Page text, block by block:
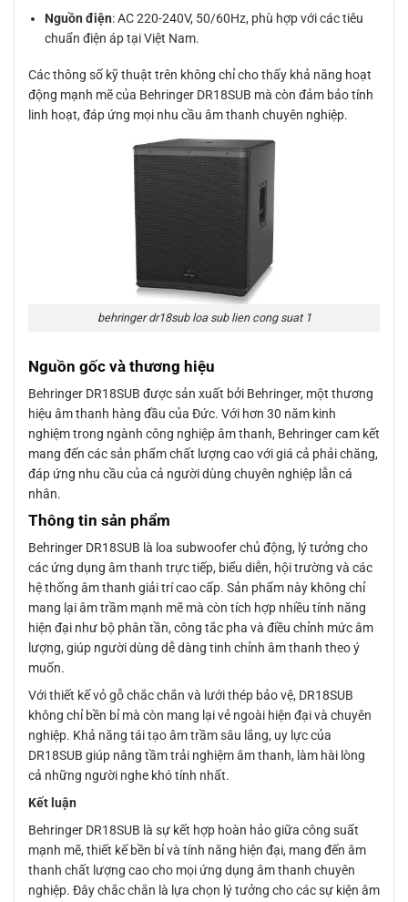
Nguồn điện: AC 220-240V, 50/60Hz, phù hợp với các tiêu
chuẩn điện áp tại Việt Nam.
Các thông số kỹ thuật trên không chỉ cho thấy khả năng hoạt
động mạnh mẽ của Behringer DR18SUB mà còn đảm bảo tính
linh hoạt, đáp ứng mọi nhu cầu âm thanh chuyên nghiệp.
behringer dr18sub loa sub lien cong suat 1
Nguồn gốc và thương hiệu
Behringer DR18SUB được sản xuất bởi Behringer, một thương
hiệu âm thanh hàng đầu của Đức. Với hơn 30 năm kinh
nghiệm trong ngành công nghiệp âm thanh, Behringer cam kết
mang đến các sản phẩm chất lượng cao với giá cả phải chăng,
đáp ứng nhu cầu của cả người dùng chuyên nghiệp lẫn cá
nhân.
Thông tin sản phẩm
Behringer DR18SUB là loa subwoofer chủ động, lý tưởng cho
các ứng dụng âm thanh trực tiếp, biểu diễn, hội trường và các
hệ thống âm thanh giải trí cao cấp. Sản phẩm này không chỉ
mang lại âm trầm mạnh mẽ mà còn tích hợp nhiều tính năng
hiện đại như bộ phân tần, công tắc pha và điều chỉnh mức âm
lượng, giúp người dùng dễ dàng tinh chỉnh âm thanh theo ý
muốn.
Với thiết kế vỏ gỗ chắc chắn và lưới thép bảo vệ, DR18SUB
không chỉ bền bỉ mà còn mang lại vẻ ngoài hiện đại và chuyên
nghiệp. Khả năng tái tạo âm trầm sâu lắng, uy lực của
DR18SUB giúp nâng tầm trải nghiệm âm thanh, làm hài lòng
cả những người nghe khó tính nhất.
Kết luận
Behringer DR18SUB là sự kết hợp hoàn hảo giữa công suất
mạnh mẽ, thiết kế bền bỉ và tính năng hiện đại, mang đến âm
thanh chất lượng cao cho mọi ứng dụng âm thanh chuyên
nghiệp. Đây chắc chắn là lựa chọn lý tưởng cho các sự kiện âm